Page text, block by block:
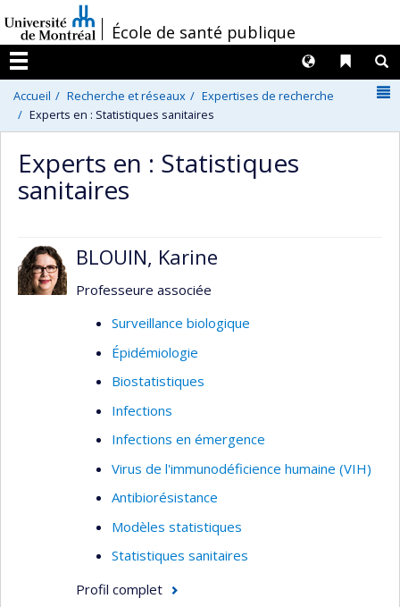
au
contenu
/École de santé publique
Menu
Liens
Langues
Accueil Recherche et réseaux
Expertises de recherche
Experts en : Statistiques sanitaires
Experts en : Statistiques
sanitaires
BLOUIN, Karine
Professeure associée
Surveillance biologique
Épidémiologie
Biostatistiques
Infections
Infections en émergence
Virus de l'immunodéficience humaine (VIH)
Antibiorésistance
Modèles statistiques
Statistiques sanitaires
Profil complet